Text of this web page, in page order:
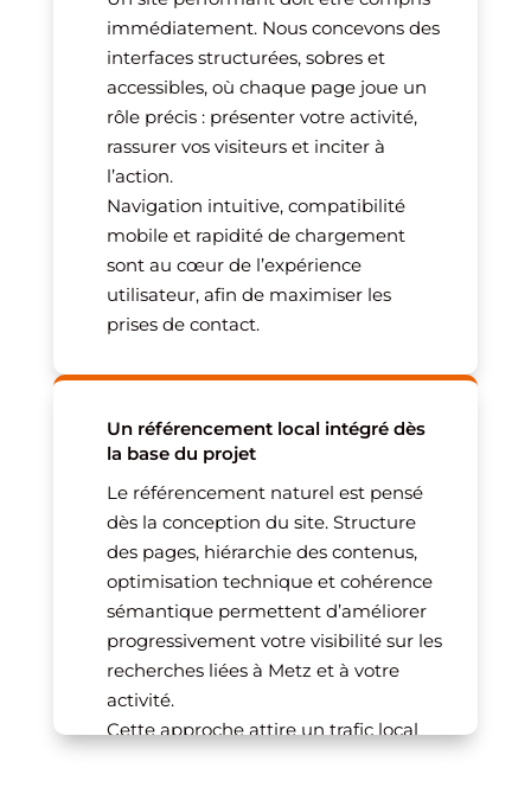
immédiatement. Nous concevons des
interfaces structurées, sobres et
accessibles, où chaque page joue un
rôle précis : présenter votre activité,
rassurer vos visiteurs et inciter à
l’action.
Navigation intuitive, compatibilité
mobile et rapidité de chargement
sont au cœur de l’expérience
utilisateur, afin de maximiser les
prises de contact.
Un référencement local intégré dès
la base du projet
Le référencement naturel est pensé
dès la conception du site. Structure
des pages, hiérarchie des contenus,
optimisation technique et cohérence
sémantique permettent d’améliorer
progressivement votre visibilité sur les
recherches liées à Metz et à votre
activité.
Cette approche attire un trafic local